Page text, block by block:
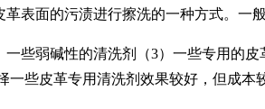
表面的污渍进行擦洗的一种方式。一
一些弱碱性的清洗剂（3）一些专用的
些皮革专用清洗剂效果较好，但成本